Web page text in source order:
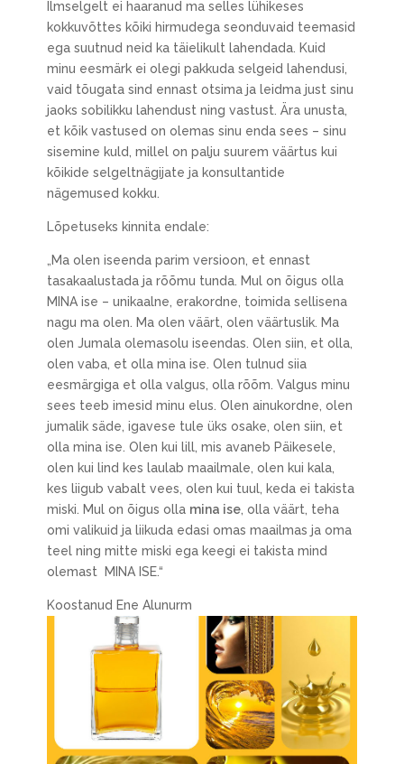
Ilmselgelt ei haaranud ma selles lühikeses
kokkuvõttes kõiki hirmudega seonduvaid teemasid
ega suutnud neid ka täielikult lahendada. Kuid
minu eesmärk ei olegi pakkuda selgeid lahendusi,
vaid tõugata sind ennast otsima ja leidma just sinu
jaoks sobilikku lahendust ning vastust. Ära unusta,
et kõik vastused on olemas sinu enda sees – sinu
sisemine kuld, millel on palju suurem väärtus kui
kõikide selgeltnägijate ja konsultantide
nägemused kokku.
Lõpetuseks kinnita endale:
„Ma olen iseenda parim versioon, et ennast
tasakaalustada ja rõõmu tunda. Mul on õigus olla
MINA ise – unikaalne, erakordne, toimida sellisena
nagu ma olen. Ma olen väärt, olen väärtuslik. Ma
olen Jumala olemasolu iseendas. Olen siin, et olla,
olen vaba, et olla mina ise. Olen tulnud siia
eesmärgiga et olla valgus, olla rõõm. Valgus minu
sees teeb imesid minu elus. Olen ainukordne, olen
jumalik säde, igavese tule üks osake, olen siin, et
olla mina ise. Olen kui lill, mis avaneb Päikesele,
olen kui lind kes laulab maailmale, olen kui kala,
kes liigub vabalt vees, olen kui tuul, keda ei takista
miski. Mul on õigus olla mina ise, olla väärt, teha
omi valikuid ja liikuda edasi omas maailmas ja oma
teel ning mitte miski ega keegi ei takista mind
olemast MINA ISE.“
Koostanud Ene Alunurm